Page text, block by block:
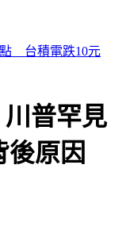
踩場開砲嗆爆盧秀
普罕見
後原因